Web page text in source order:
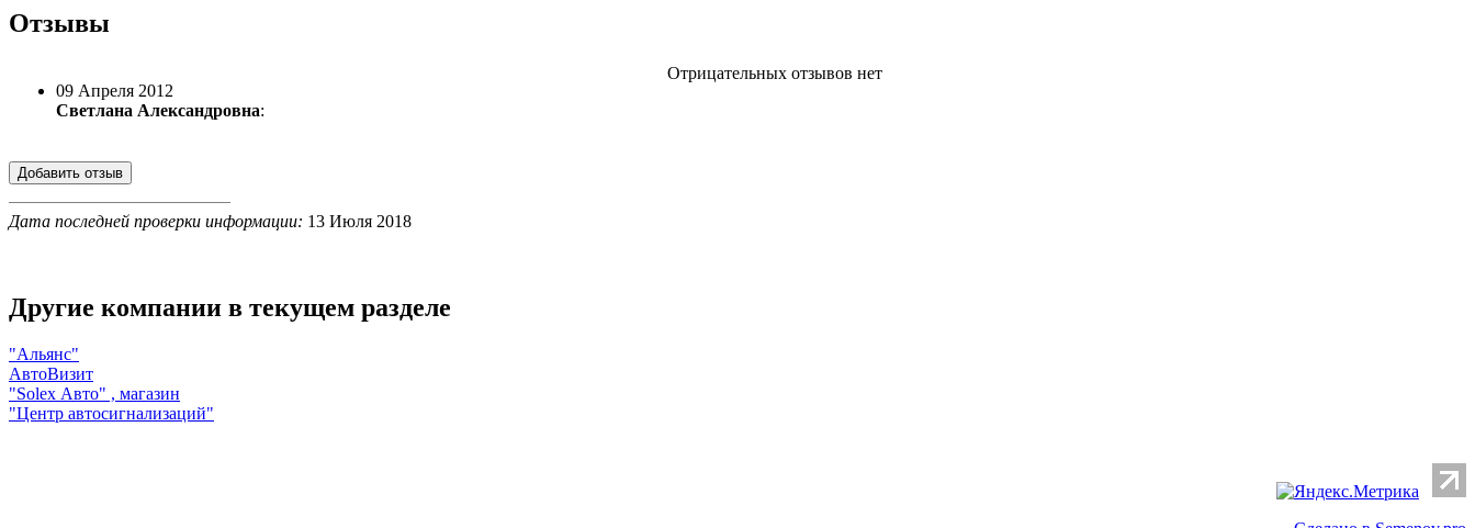
Отзывы
09 Апреля 2012
Светлана Александровна:
Отрицательных отзывов нет
Дата последней проверки информации: 13 Июля 2018
Другие компании в текущем разделе
"Альянс"
АвтоВизит
"Solex Авто" , магазин
"Центр автосигнализаций"